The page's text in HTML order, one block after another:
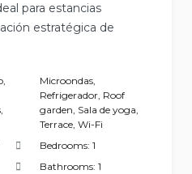
para estancias
estratégica de
,
,
Microondas,
Refrigerador, Roof
garden, Sala de yoga,
Terrace, Wi-Fi
Bedrooms: 1
Bathrooms: 1